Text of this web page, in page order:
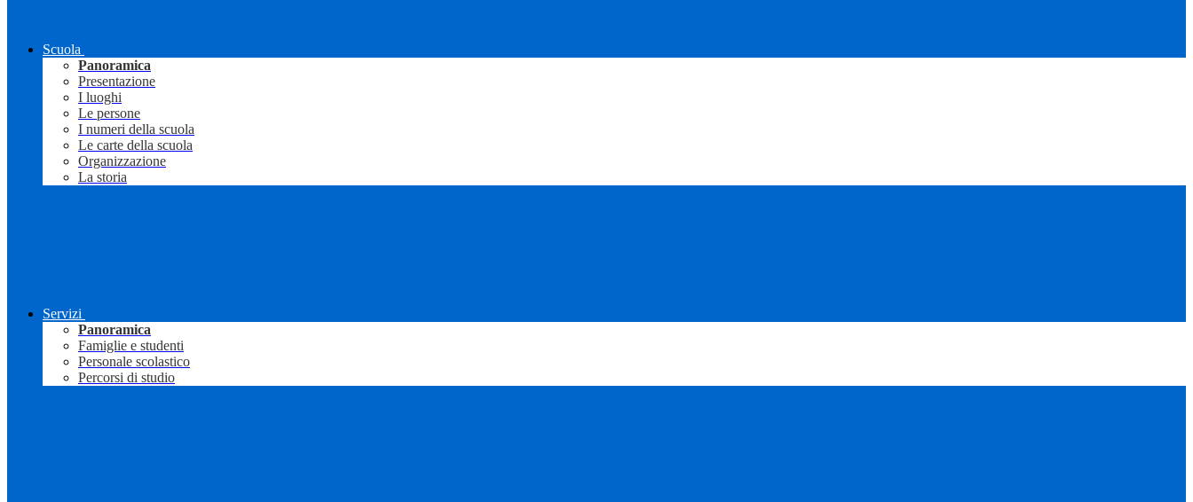
Scuola
Panoramica
Presentazione
I luoghi
Le persone
I numeri della scuola
Le carte della scuola
Organizzazione
La storia
Servizi
Panoramica
Famiglie e studenti
Personale scolastico
Percorsi di studio